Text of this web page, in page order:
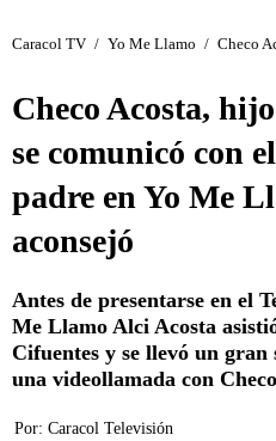
Caracol TV / Yo Me Llamo / Checo
Checo Acosta,
se comunicó con
padre en Yo Me
aconsejó
Antes de presentarse en el
Me Llamo Alci Acosta
Cifuentes y se llevó un gran
una videollamada con
Por: Caracol Televisión